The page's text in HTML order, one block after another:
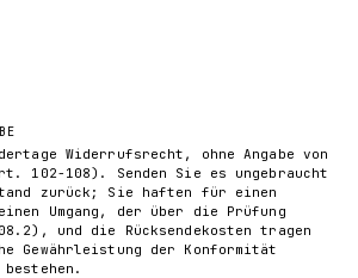
Widerrufsrecht, ohne Angabe von
Art. 102-108). Senden Sie es ungebraucht
zurück; Sie haften für einen
Umgang, der über die Prüfung
und die Rücksendekosten tragen
Gewährleistung der Konformität